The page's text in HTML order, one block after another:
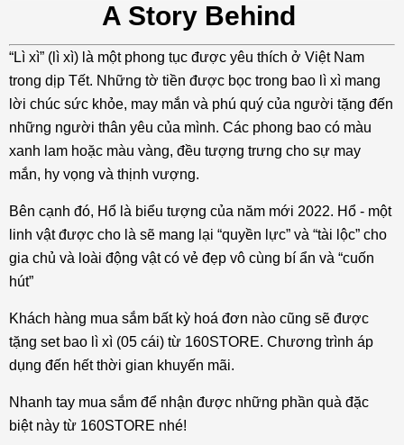
A Story Behind
“Lì xì” (lì xì) là một phong tục được yêu thích ở Việt Nam
trong dịp Tết. Những tờ tiền được bọc trong bao lì xì mang
lời chúc sức khỏe, may mắn và phú quý của người tặng đến
những người thân yêu của mình. Các phong bao có màu
xanh lam hoặc màu vàng, đều tượng trưng cho sự may
mắn, hy vọng và thịnh vượng.
Bên cạnh đó, Hổ là biểu tượng của năm mới 2022. Hổ - một
linh vật được cho là sẽ mang lại “quyền lực” và “tài lộc” cho
gia chủ và loài động vật có vẻ đẹp vô cùng bí ẩn và “cuốn
hút”
Khách hàng mua sắm bất kỳ hoá đơn nào cũng sẽ được
tặng set bao lì xì (05 cái) từ 160STORE. Chương trình áp
dụng đến hết thời gian khuyến mãi.
Nhanh tay mua sắm để nhận được những phần quà đặc
biệt này từ 160STORE nhé!